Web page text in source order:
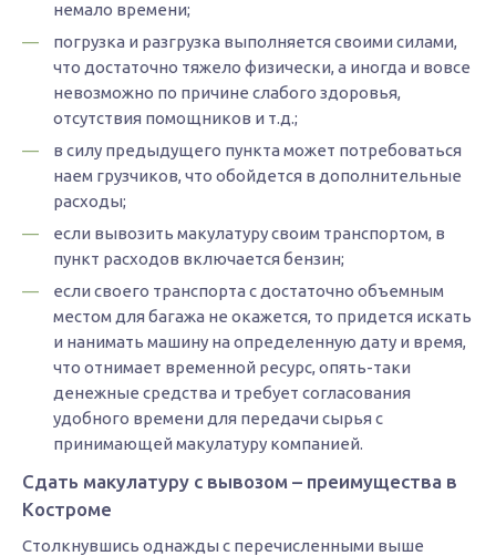
немало времени;
погрузка и разгрузка выполняется своими силами,
что достаточно тяжело физически, а иногда и вовсе
невозможно по причине слабого здоровья,
отсутствия помощников и т.д.;
в силу предыдущего пункта может потребоваться
наем грузчиков, что обойдется в дополнительные
расходы;
если вывозить макулатуру своим транспортом, в
пункт расходов включается бензин;
если своего транспорта с достаточно объемным
местом для багажа не окажется, то придется искать
и нанимать машину на определенную дату и время,
что отнимает временной ресурс, опять-таки
денежные средства и требует согласования
удобного времени для передачи сырья с
принимающей макулатуру компанией.
Сдать макулатуру с вывозом – преимущества в
Костроме
Столкнувшись однажды с перечисленными выше